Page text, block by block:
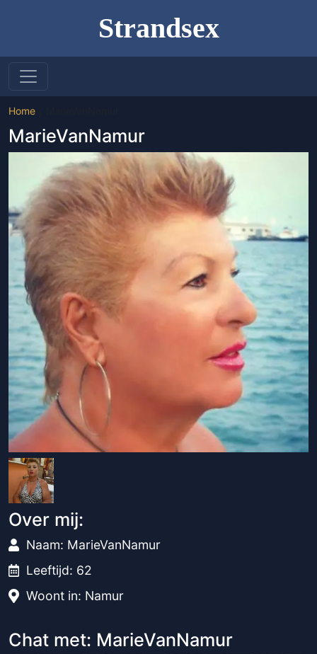
Strandsex
Home
MarieVanNamur
Over mij:
Naam: MarieVanNamur
Leeftijd: 62
Woont in: Namur
Chat met: MarieVanNamur